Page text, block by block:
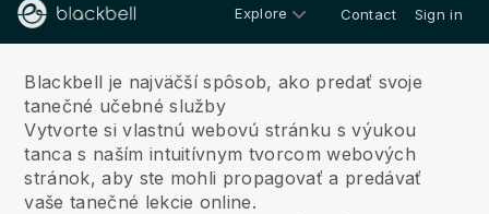
Explore Contact Sign in
Blackbell je najväčší spôsob, ako predať svoje
tanečné učebné služby
Vytvorte si vlastnú webovú stránku s výukou
tanca s naším intuitívnym tvorcom webových
stránok, aby ste mohli propagovať a predávať
vaše tanečné lekcie online.